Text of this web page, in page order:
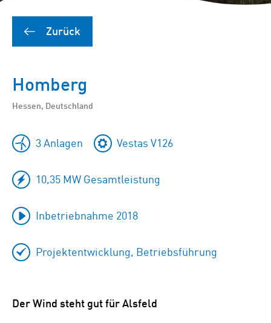
Zurück
Homberg
Hessen, Deutschland
3 Anlagen Vestas V126
10,35 MW Gesamtleistung
Inbetriebnahme 2018
Projektentwicklung, Betriebsführung
Der Wind steht gut für Alsfeld